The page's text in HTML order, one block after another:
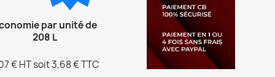
par unité de
208 L
€ HT soit 3,68 € TTC